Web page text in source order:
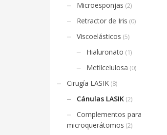
Microesponjas (2)
Retractor de Iris (0)
Viscoelásticos (5)
Hialuronato (1)
Metilcelulosa (0)
Cirugía LASIK (8)
Cánulas LASIK (2)
Complementos para
microquerátomos (2)